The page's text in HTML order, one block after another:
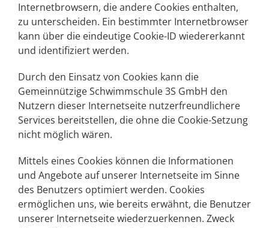
Internetbrowsern, die andere Cookies enthalten,
zu unterscheiden. Ein bestimmter Internetbrowser
kann über die eindeutige Cookie-ID wiedererkannt
und identifiziert werden.
Durch den Einsatz von Cookies kann die
Gemeinnützige Schwimmschule 3S GmbH den
Nutzern dieser Internetseite nutzerfreundlichere
Services bereitstellen, die ohne die Cookie-Setzung
nicht möglich wären.
Mittels eines Cookies können die Informationen
und Angebote auf unserer Internetseite im Sinne
des Benutzers optimiert werden. Cookies
ermöglichen uns, wie bereits erwähnt, die Benutzer
unserer Internetseite wiederzuerkennen. Zweck